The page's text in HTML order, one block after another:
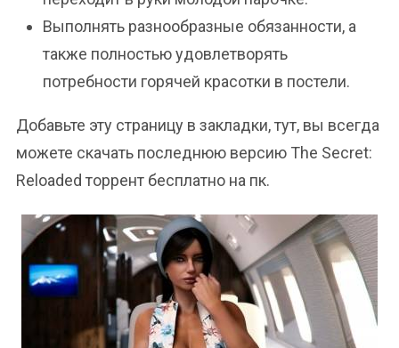
Выполнять разнообразные обязанности, а
также полностью удовлетворять
потребности горячей красотки в постели.
Добавьте эту страницу в закладки, тут, вы всегда
можете скачать последнюю версию The Secret:
Reloaded торрент бесплатно на пк.